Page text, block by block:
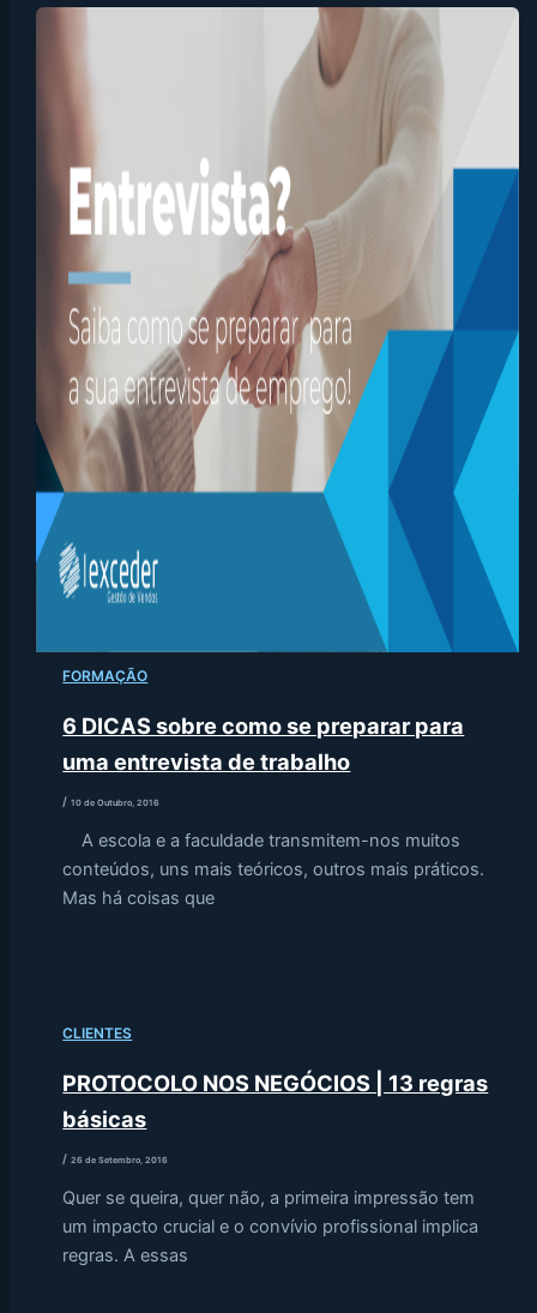
FORMAÇÃO
6 DICAS sobre como se preparar para
uma entrevista de trabalho
/10 de Outubro, 2016
A escola e a faculdade transmitem-nos muitos
conteúdos, uns mais teóricos, outros mais práticos.
Mas há coisas que
CLIENTES
PROTOCOLO NOS NEGÓCIOS | 13 regras
básicas
/26 de Setembro, 2016
Quer se queira, quer não, a primeira impressão tem
um impacto crucial e o convívio profissional implica
regras. A essas